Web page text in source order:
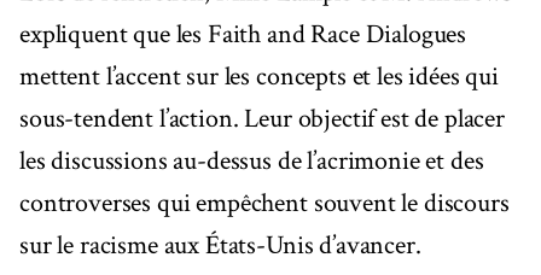
expliquent que les Faith and Race Dialogues
mettent l’accent sur les concepts et les idées qui
sous-tendent l’action. Leur objectif est de placer
les discussions au-dessus de l’acrimonie et des
controverses qui empêchent souvent le discours
sur le racisme aux États-Unis d’avancer.